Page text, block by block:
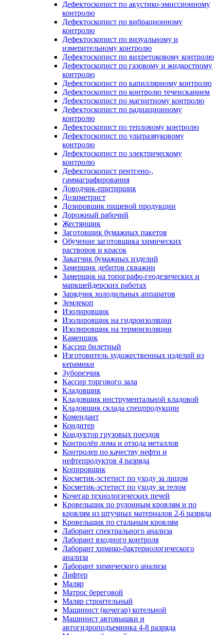
Дефектоскопист по акустико-эмиссионному
контролю
Дефектоскопист по вибрационному
контролю
Дефектоскопист по визуальному и
измерительному контролю
Дефектоскопист по вихретоковому контролю
Дефектоскопист по газовому и жидкостному
контролю
Дефектоскопист по капиллярному контролю
Дефектоскопист по контролю течеисканием
Дефектоскопист по магнитному контролю
Дефектоскопист по радиационному
контролю
Дефектоскопист по тепловому контролю
Дефектоскопист по ультразвуковому
контролю
Дефектоскопист по электрическому
контролю
Дефектоскопист рентгено-,
гаммаграфирования
Доводчик-притирщик
Дозиметрист
Дозировщик пищевой продукции
Дорожный рабочий
Жестянщик
Заготовщик бумажных пакетов
Обучение заготовщика химических
растворов и красок
Закатчик бумажных изделий
Замерщик дебитов скважин
Замерщик на топографо-геодезических и
маркшейдерских работах
Зарядчик холодильных аппаратов
Землекоп
Изолировщик
Изолировщик на гидроизоляции
Изолировщик на термоизоляции
Каменщик
Кассир билетный
Изготовитель художественных изделий из
керамики
Зуборезчик
Кассир торгового зала
Кладовщик
Кладовщик инструментальной кладовой
Кладовщик склада спецпродукции
Комендант
Кондитер
Кондуктор грузовых поездов
Контролёр лома и отхода металлов
Контролер по качеству нефти и
нефтепродуктов 4 разряда
Копировщик
Косметик-эстетист по уходу за лицом
Косметик-эстетист по уходу за телом
Кочегар технологических печей
Кровельщик по рулонным кровлям и по
кровлям из штучных материалов 2-6 разряда
Кровельщик по стальным кровлям
Лаборант спектрального анализа
Лаборант входного контроля
Лаборант химико-бактериологического
анализа
Лаборант химического анализа
Лифтер
Маляр
Матрос береговой
Маляр строительный
Машинист (кочегар) котельной
Машинист автовышки и
автогидроподъемника 4-8 разряда